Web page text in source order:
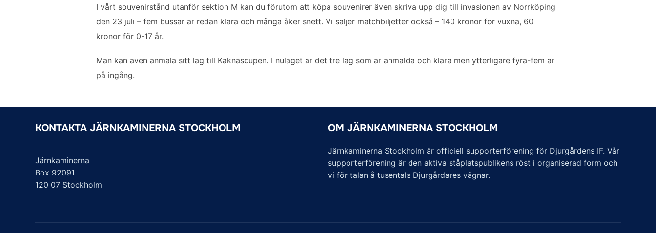
I vårt souvenirstånd utanför sektion M kan du förutom att köpa souvenirer även skriva upp dig till invasionen av Norrköping
den 23 juli – fem bussar är redan klara och många åker snett. Vi säljer matchbiljetter också – 140 kronor för vuxna, 60
kronor för 0-17 år.
Man kan även anmäla sitt lag till Kaknäscupen. I nuläget är det tre lag som är anmälda och klara men ytterligare fyra-fem är
på ingång.
KONTAKTA JÄRNKAMINERNA STOCKHOLM
Järnkaminerna
Box 92091
120 07 Stockholm
OM JÄRNKAMINERNA STOCKHOLM
Järnkaminerna Stockholm är officiell supporterförening för Djurgårdens IF. Vår
supporterförening är den aktiva ståplatspublikens röst i organiserad form och
vi för talan å tusentals Djurgårdares vägnar.